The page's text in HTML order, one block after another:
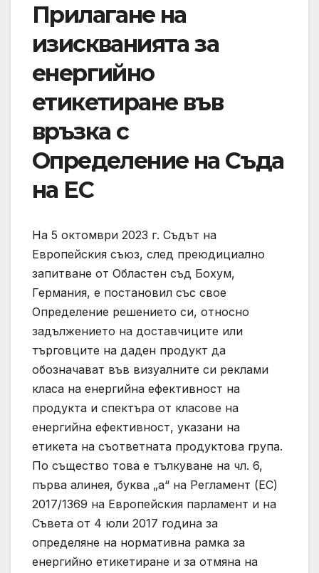
Прилагане на
изискванията за
енергийно
етикетиране във
връзка с
Определение на Съда
на ЕС
На 5 октомври 2023 г. Съдът на
Европейския съюз, след преюдициално
запитване от Областен съд Бохум,
Германия, е постановил със свое
Определение решението си, относно
задължението на доставчиците или
търговците на даден продукт да
обозначават във визуалните си реклами
класа на енергийна ефективност на
продукта и спектъра от класове на
енергийна ефективност, указани на
етикета на съответната продуктова група.
По същество това е тълкуване на чл. 6,
първа алинея, буква „а“ на Регламент (ЕС)
2017/1369 на Европейския парламент и на
Съвета от 4 юли 2017 година за
определяне на нормативна рамка за
енергийно етикетиране и за отмяна на